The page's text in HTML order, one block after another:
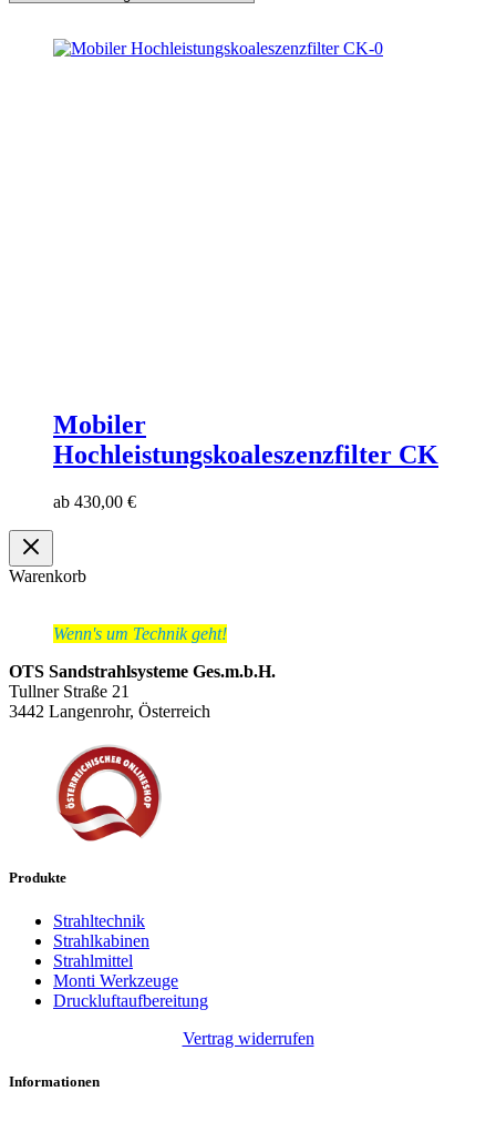
Mobiler
Hochleistungskoaleszenzfilter CK
ab 430,00 €
Warenkorb
Wenn's um Technik geht!
OTS Sandstrahlsysteme Ges.m.b.H.
Tullner Straße 21
3442 Langenrohr, Österreich
Produkte
Strahltechnik
Strahlkabinen
Strahlmittel
Monti Werkzeuge
Druckluftaufbereitung
Vertrag widerrufen
Informationen